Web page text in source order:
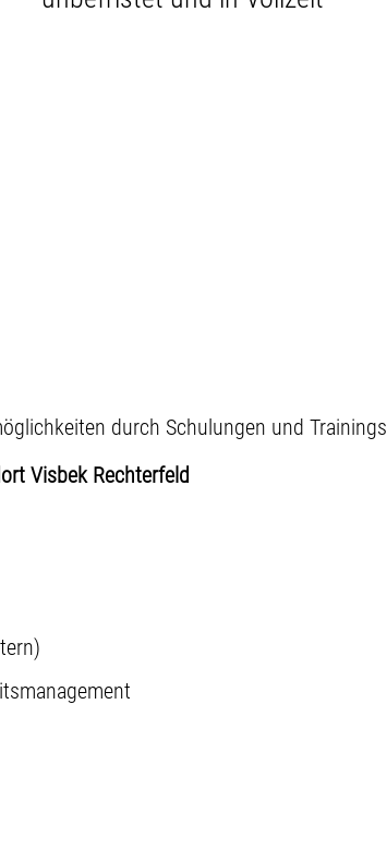
durch Schulungen und Trainings
Visbek Rechterfeld